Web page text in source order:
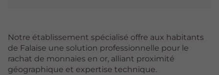
Notre établissement spécialisé offre aux habitants
de Falaise une solution professionnelle pour le
rachat de monnaies en or, alliant proximité
géographique et expertise technique.